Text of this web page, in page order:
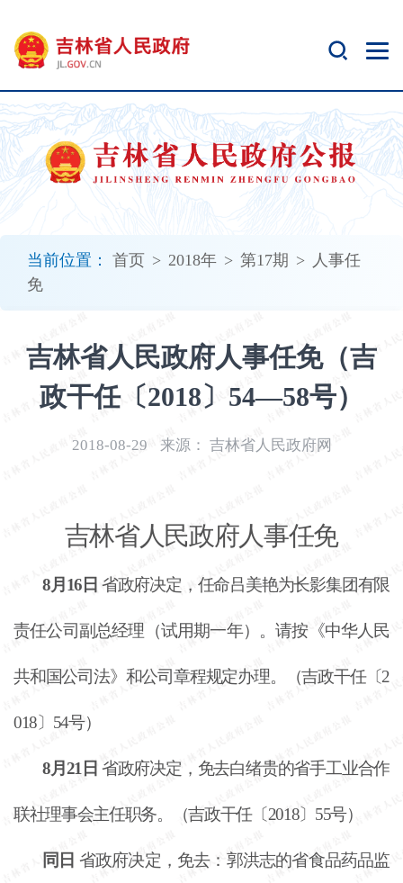
当前位置： 首页 > 2018年 > 第17期 > 人事任
免
吉林省人民政府人事任免（吉
政干任〔2018〕54—58号）
2018-08-29 来源： 吉林省人民政府网
吉林省人民政府人事任免
8月16日 省政府决定，任命吕美艳为长影集团有限
责任公司副总经理（试用期一年）。请按《中华人民
共和国公司法》和公司章程规定办理。（吉政干任〔2
018〕54号）
8月21日 省政府决定，免去白绪贵的省手工业合作
联社理事会主任职务。（吉政干任〔2018〕55号）
同日 省政府决定，免去：郭洪志的省食品药品监
开
无
障
碍
说
明
加